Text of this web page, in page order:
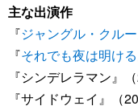
主な出演作
『ジャングル・クル
『それでも夜は明ける
『シンデレラマン』（
『サイドウェイ』（